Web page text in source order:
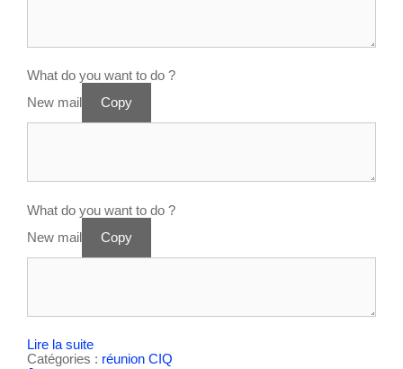
What do you want to do ?
New mail
Copy
What do you want to do ?
New mail
Copy
Lire la suite
Catégories : réunion CIQ